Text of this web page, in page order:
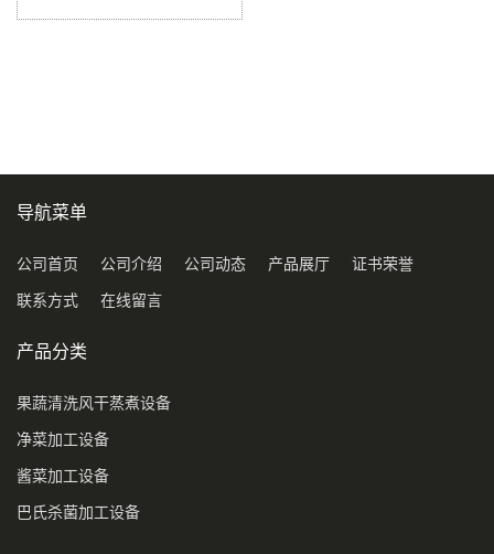
+烘干）品质好
导航菜单
公司首页 公司介绍 公司动态 产品展厅 证书荣誉
联系方式 在线留言
产品分类
果蔬清洗风干蒸煮设备
净菜加工设备
酱菜加工设备
巴氏杀菌加工设备